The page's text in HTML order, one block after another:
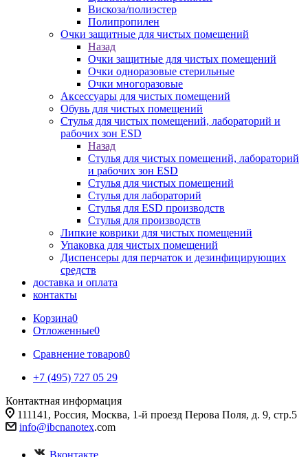
Вискоза/полиэстер
Полипропилен
Очки защитные для чистых помещений
Назад
Очки защитные для чистых помещений
Очки одноразовые стерильные
Очки многоразовые
Аксессуары для чистых помещений
Обувь для чистых помещений
Стулья для чистых помещений, лабораторий и
рабочих зон ESD
Назад
Стулья для чистых помещений, лабораторий
и рабочих зон ESD
Стулья для чистых помещений
Стулья для лабораторий
Стулья для ESD производств
Стулья для производств
Липкие коврики для чистых помещений
Упаковка для чистых помещений
Диспенсеры для перчаток и дезинфицирующих
средств
доставка и оплата
контакты
Корзина0
Отложенные0
Сравнение товаров0
+7 (495) 727 05 29
Контактная информация
111141, Россия, Москва, 1-й проезд Перова Поля, д. 9, стр.5
info@ibcnanotex.com
Вконтакте